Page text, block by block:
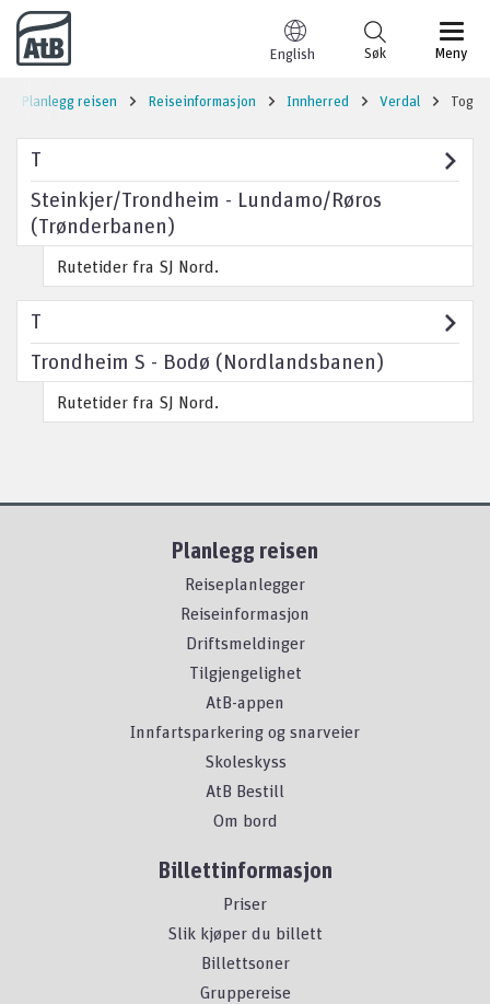
Til innhold
English Meny
Søk
Planlegg reisen Reiseinformasjon Innherred Verdal Tog
T
Steinkjer/Trondheim - Lundamo/Røros
(Trønderbanen)
Rutetider fra SJ Nord.
T
Trondheim S - Bodø (Nordlandsbanen)
Rutetider fra SJ Nord.
Planlegg reisen
Reiseplanlegger
Reiseinformasjon
Driftsmeldinger
Tilgjengelighet
AtB-appen
Innfartsparkering og snarveier
Skoleskyss
AtB Bestill
Om bord
Billettinformasjon
Priser
Slik kjøper du billett
Billettsoner
Gruppereise